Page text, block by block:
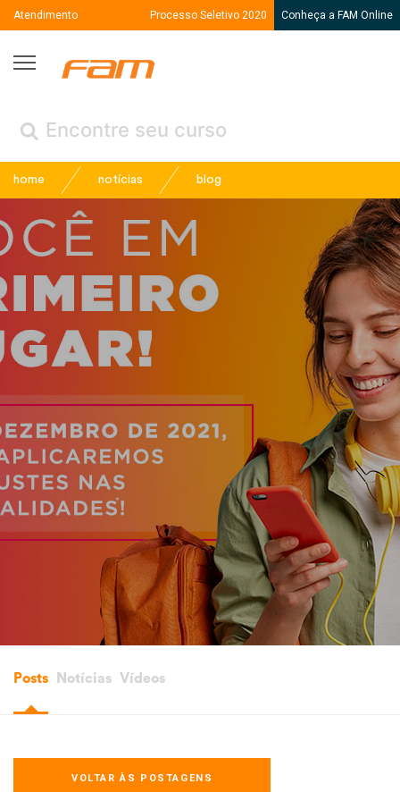
Atendimento Processo Seletivo 2020 Conheça a FAM Online
Fam
home notícias blog
Posts Notícias Vídeos
VOLTAR ÀS POSTAGENS